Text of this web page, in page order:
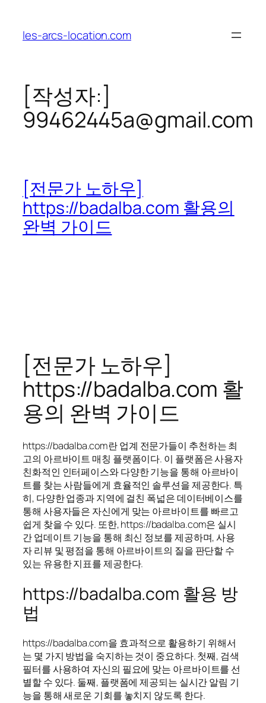
les-arcs-location.com
[작성자:]
99462445a@gmail.com
[전문가 노하우]
https://badalba.com 활용의
완벽 가이드
[전문가 노하우]
https://badalba.com 활
용의 완벽 가이드
https://badalba.com란 업계 전문가들이 추천하는 최
고의 아르바이트 매칭 플랫폼이다. 이 플랫폼은 사용자
친화적인 인터페이스와 다양한 기능을 통해 아르바이
트를 찾는 사람들에게 효율적인 솔루션을 제공한다. 특
히, 다양한 업종과 지역에 걸친 폭넓은 데이터베이스를
통해 사용자들은 자신에게 맞는 아르바이트를 빠르고
쉽게 찾을 수 있다. 또한, https://badalba.com은 실시
간 업데이트 기능을 통해 최신 정보를 제공하며, 사용
자 리뷰 및 평점을 통해 아르바이트의 질을 판단할 수
있는 유용한 지표를 제공한다.
https://badalba.com 활용 방
법
https://badalba.com을 효과적으로 활용하기 위해서
는 몇 가지 방법을 숙지하는 것이 중요하다. 첫째, 검색
필터를 사용하여 자신의 필요에 맞는 아르바이트를 선
별할 수 있다. 둘째, 플랫폼에 제공되는 실시간 알림 기
능을 통해 새로운 기회를 놓치지 않도록 한다.